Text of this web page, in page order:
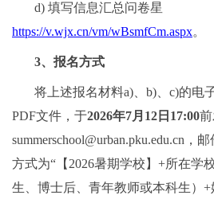
d) 填写信息汇总问卷星
https://v.wjx.cn/vm/wBsmfCm.aspx。
3、报名方式
将上述报名材料a)、b)、c)的电
PDF文件，于2026年7月12日17:00
summerschool@urban.pku.edu.cn，
方式为“【2026暑期学校】+所在学
生、博士后、青年教师或本科生）+